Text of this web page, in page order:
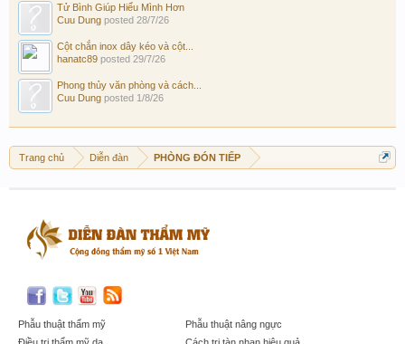
Tử Bình Giúp Hiểu Mình Hơn
Cuu Dung posted 28/7/26
Cột chắn inox dây kéo và cột...
hanatc89 posted 29/7/26
Phong thủy văn phòng và cách...
Cuu Dung posted 1/8/26
Trang chủ Diễn đàn PHÒNG ĐÓN TIẾP
Phẫu thuật thẩm mỹ
Phẫu thuật nâng ngực